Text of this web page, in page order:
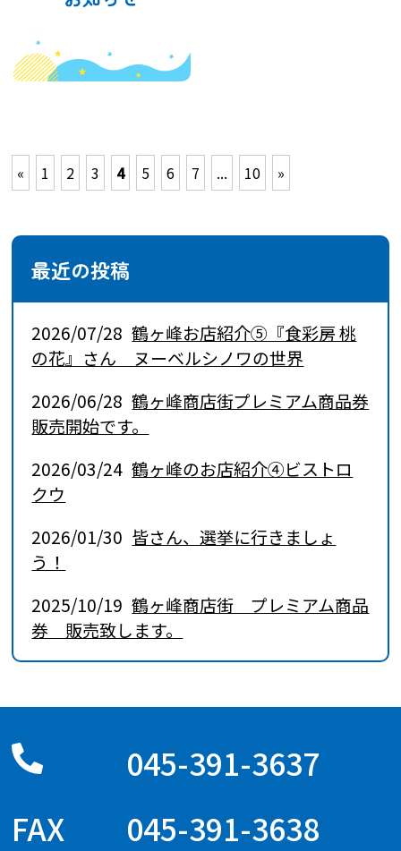
« 1 2 3 4 5 6 7 ... 10 »
最近の投稿
2026/07/28 鶴ヶ峰お店紹介⑤『食彩房 桃
の花』さん ヌーベルシノワの世界
2026/06/28 鶴ヶ峰商店街プレミアム商品券
販売開始です。
2026/03/24 鶴ヶ峰のお店紹介④ビストロ
クウ
2026/01/30 皆さん、選挙に行きましょ
う！
2025/10/19 鶴ヶ峰商店街 プレミアム商品
券 販売致します。
045-391-3637
045-391-3638